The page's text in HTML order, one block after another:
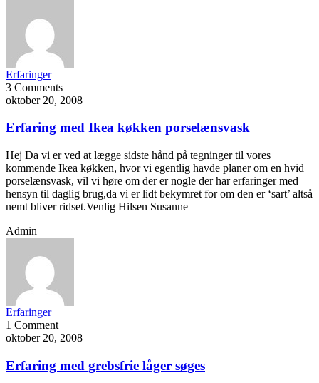
Erfaringer
3 Comments
oktober 20, 2008
Erfaring med Ikea køkken porselænsvask
Hej Da vi er ved at lægge sidste hånd på tegninger til vores
kommende Ikea køkken, hvor vi egentlig havde planer om en hvid
porselænsvask, vil vi høre om der er nogle der har erfaringer med
hensyn til daglig brug,da vi er lidt bekymret for om den er ‘sart’ altså
nemt bliver ridset.Venlig Hilsen Susanne
Admin
Erfaringer
1 Comment
oktober 20, 2008
Erfaring med grebsfrie låger søges